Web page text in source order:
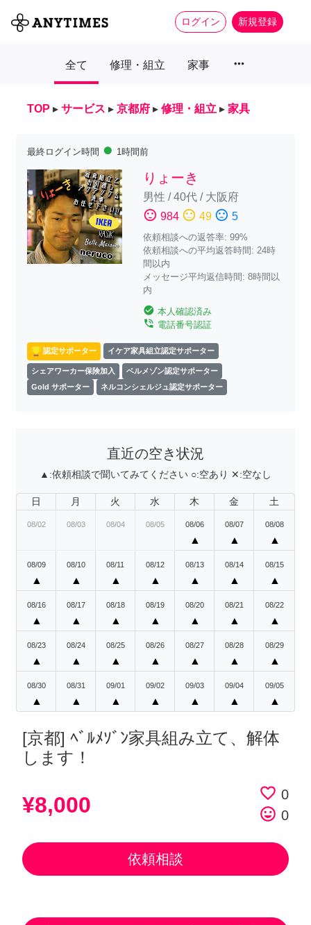
ログイン 新規登録
全て 修理・組立 家事 more_horiz
TOP ▸ サービス ▸ 京都府 ▸ 修理・組立 ▸ 家具
最終ログイン時間 fiber_manual_record 1時間前
りょーき
男性 /40代/ 大阪府
sentiment_satisfied 984 sentiment_neutral 49 sentiment_dissatisfied 5
依頼相談への返答率: 99%
依頼相談への平均返答時間: 24時
間以内
メッセージ平均返信時間: 8時間以
内
check_circle 本人確認済み
phone_in_talk 電話番号認証
認定サポーター イケア家具組立認定サポーター
シェアワーカー保険加入
ベルメゾン認定サポーター
Gold サポーター
ネルコンシェルジュ認定サポーター
直近の空き状況
▲:依頼相談で聞いてみてください ○:空あり ✕:空なし
日 月 火 水 木 金 土
08/02 08/03 08/04 08/05 08/06
▲
08/07
▲
08/08
▲
08/09
▲
08/10
▲
08/11
▲
08/12
▲
08/13
▲
08/14
▲
08/15
▲
08/16
▲
08/17
▲
08/18
▲
08/19
▲
08/20
▲
08/21
▲
08/22
▲
08/23
▲
08/24
▲
08/25
▲
08/26
▲
08/27
▲
08/28
▲
08/29
▲
08/30
▲
08/31
▲
09/01
▲
09/02
▲
09/03
▲
09/04
▲
09/05
▲
[京都] ﾍﾞﾙﾒｿﾞﾝ家具組み立て、解体
します！
¥8,000 favorite_border 0
tag_faces 0
依頼相談